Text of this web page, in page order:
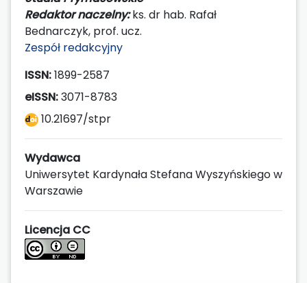
Redaktor naczelny:ks. dr hab. Rafał
Bednarczyk, prof. ucz.
Zespół redakcyjny
ISSN:1899-2587
eISSN:3071-8783
10.21697/stpr
Wydawca
Uniwersytet Kardynała Stefana Wyszyńskiego w
Warszawie
Licencja CC